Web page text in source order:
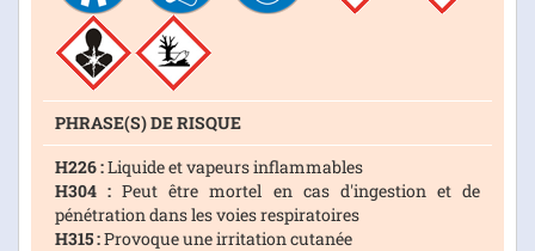
PHRASE(S) DE RISQUE
H226 :Liquide et vapeurs inflammables
H304 : Peut être mortel en cas d'ingestion et de
pénétration dans les voies respiratoires
H315 :Provoque une irritation cutanée